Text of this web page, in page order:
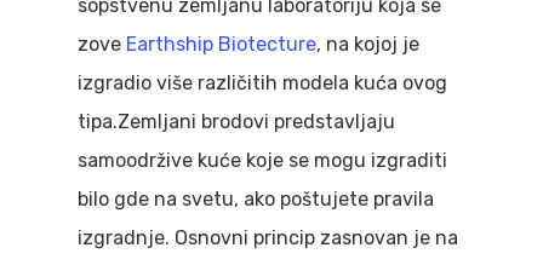
sopstvenu zemljanu laboratoriju koja se
zove Earthship Biotecture, na kojoj je
izgradio više različitih modela kuća ovog
tipa.Zemljani brodovi predstavljaju
samoodržive kuće koje se mogu izgraditi
bilo gde na svetu, ako poštujete pravila
izgradnje. Osnovni princip zasnovan je na